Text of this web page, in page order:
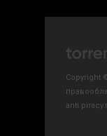
Copyright